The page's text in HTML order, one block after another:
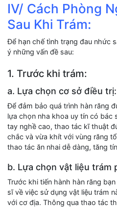
IV/ Cách Phòng
Sau Khi Trám:
Để hạn chế tình trạng đau nhức
ý những vấn đề sau:
1. Trước khi trám:
a. Lựa chọn cơ sở điều trị:
Để đảm bảo quá trình hàn răng
lựa chọn nha khoa uy tín có bác
tay nghề cao, thao tác kĩ thuật
chắc và vừa khít với vùng răng
thao tác ăn nhai dễ dàng, tăng
b. Lựa chọn vật liệu trám
Trước khi tiến hành hàn răng
sĩ về việc sử dụng vật liệu trám
với cơ địa. Thông qua thao tác